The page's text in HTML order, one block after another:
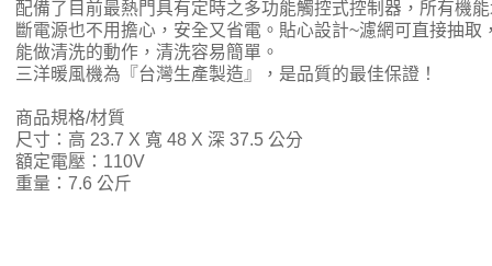
配備了目前最熱門具有定時之多功能觸控式控制器，所有機
斷電源也不用擔心，安全又省電。貼心設計~濾網可直接抽取
能做清洗的動作，清洗容易簡單。
三洋暖風機為『台灣生產製造』，是品質的最佳保證！
商品規格/材質
尺寸：高 23.7 X 寬 48 X 深 37.5 公分
額定電壓：110V
重量：7.6 公斤